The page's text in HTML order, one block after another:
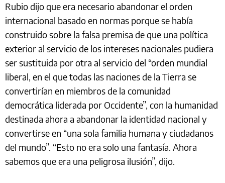
Rubio dijo que era necesario abandonar el orden
internacional basado en normas porque se había
construido sobre la falsa premisa de que una política
exterior al servicio de los intereses nacionales pudiera
ser sustituida por otra al servicio del “orden mundial
liberal, en el que todas las naciones de la Tierra se
convertirían en miembros de la comunidad
democrática liderada por Occidente”, con la humanidad
destinada ahora a abandonar la identidad nacional y
convertirse en “una sola familia humana y ciudadanos
del mundo”. “Esto no era solo una fantasía. Ahora
sabemos que era una peligrosa ilusión”, dijo.